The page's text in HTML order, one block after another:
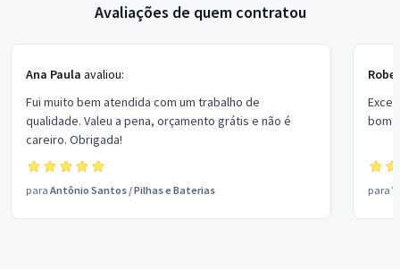
Avaliações de quem contratou
Ana Paula avaliou:
Fui muito bem atendida com um trabalho de
qualidade. Valeu a pena, orçamento grátis e não é
careiro. Obrigada!
para Antônio Santos /Pilhas e Baterias
bom
para